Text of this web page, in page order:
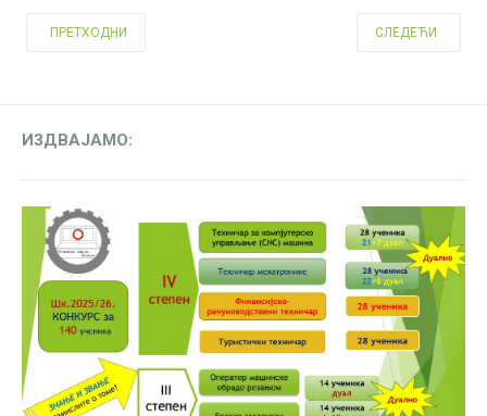
ПРЕТХОДНИ ЧЛАНАК: ЗАХВАЛНИЦA ТЕХНИЧКОЈ ШКОЛИ
ПРЕТХОДНИ СЛЕДЕЋИ
СЛЕДЕЋИ
ИЗДВАЈАМО: